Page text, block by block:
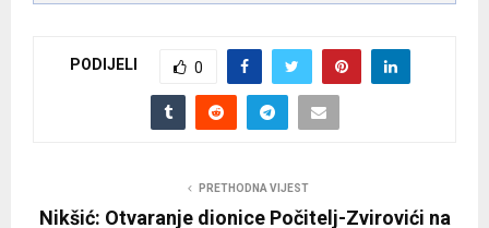
PODIJELI 0
PRETHODNA VIJEST
Nikšić: Otvaranje dionice Počitelj-Zvirovići na